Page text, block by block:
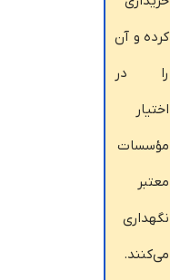
کرده و آن
را در
اختیار
مؤسسات
معتبر
نگهداری
می‌کنند.